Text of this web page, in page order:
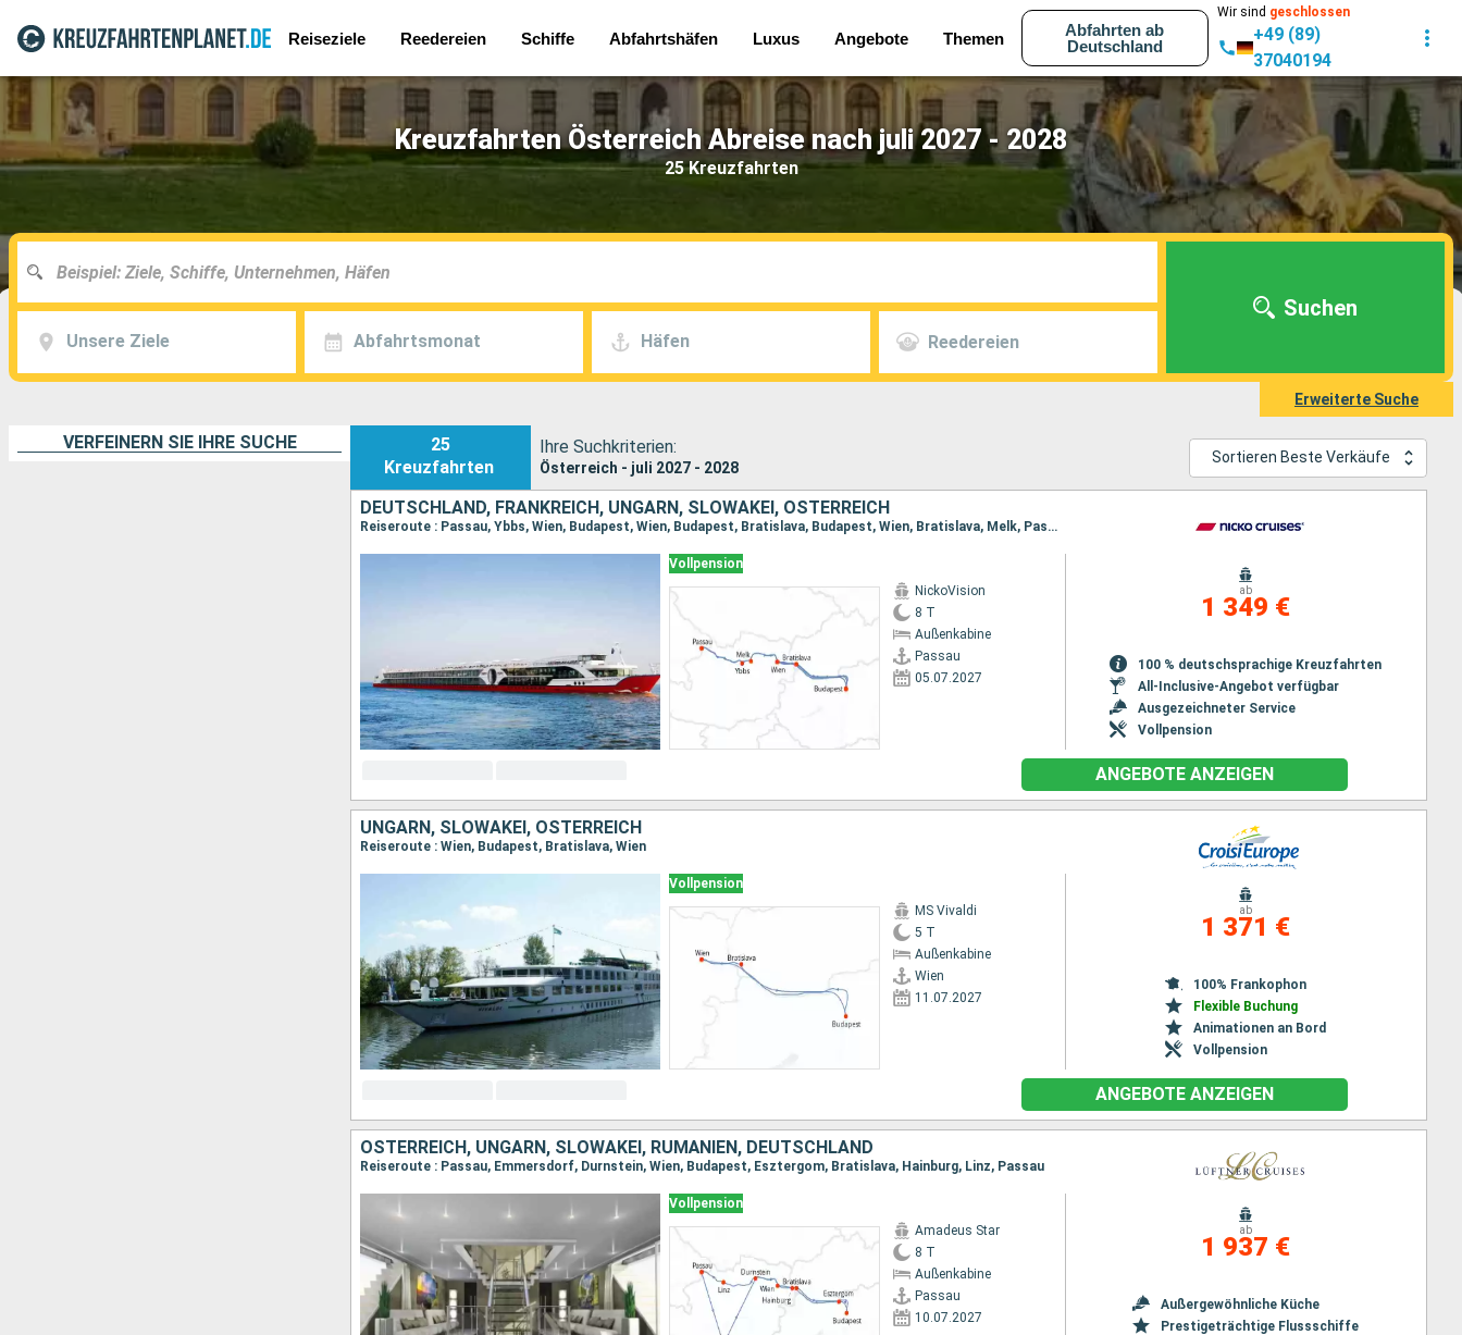
Reiseziele Reedereien Schiffe Abfahrtshäfen Luxus Angebote Themen
Abfahrten ab
Deutschland
Wir sind geschlossen
+49 (89)
37040194
Kreuzfahrten Österreich Abreise nach juli 2027 - 2028
25 Kreuzfahrten
Unsere Ziele Abfahrtsmonat Häfen Reedereien
Suchen
Erweiterte Suche
VERFEINERN SIE IHRE SUCHE
25
Kreuzfahrten
Ihre Suchkriterien:
Österreich - juli 2027 - 2028
Sortieren Beste Verkäufe
DEUTSCHLAND, FRANKREICH, UNGARN, SLOWAKEI, ÖSTERREICH
Reiseroute : Passau, Ybbs, Wien, Budapest, Wien, Budapest, Bratislava, Budapest, Wien, Bratislava, Melk, Passau
Vollpension
NickoVision
8 T
Außenkabine
Passau
05.07.2027
ab
1 349 €
100 % deutschsprachige Kreuzfahrten
All-Inclusive-Angebot verfügbar
Ausgezeichneter Service
Vollpension
ANGEBOTE ANZEIGEN
UNGARN, SLOWAKEI, ÖSTERREICH
Reiseroute : Wien, Budapest, Bratislava, Wien
Vollpension
MS Vivaldi
5 T
Außenkabine
Wien
11.07.2027
ab
1 371 €
100% Frankophon
Flexible Buchung
Animationen an Bord
Vollpension
ANGEBOTE ANZEIGEN
ÖSTERREICH, UNGARN, SLOWAKEI, RUMÄNIEN, DEUTSCHLAND
Reiseroute : Passau, Emmersdorf, Durnstein, Wien, Budapest, Esztergom, Bratislava, Hainburg, Linz, Passau
Vollpension
Amadeus Star
8 T
Außenkabine
Passau
10.07.2027
ab
1 937 €
Außergewöhnliche Küche
Prestigeträchtige Flussschiffe